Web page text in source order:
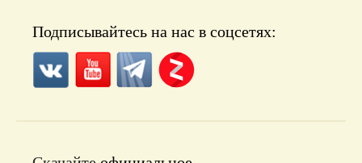
Подписывайтесь на нас в соцсетях: